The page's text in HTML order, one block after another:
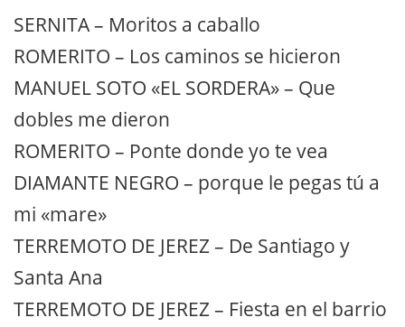
SERNITA – Moritos a caballo
ROMERITO – Los caminos se hicieron
MANUEL SOTO «EL SORDERA» – Que
dobles me dieron
ROMERITO – Ponte donde yo te vea
DIAMANTE NEGRO – porque le pegas tú a
mi «mare»
TERREMOTO DE JEREZ – De Santiago y
Santa Ana
TERREMOTO DE JEREZ – Fiesta en el barrio